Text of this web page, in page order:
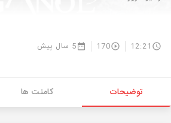
12:21
170 5 سال پیش
توضیحات کامنت ها